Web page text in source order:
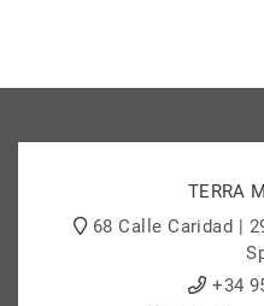
TERRA
68 Calle Caridad |
+34